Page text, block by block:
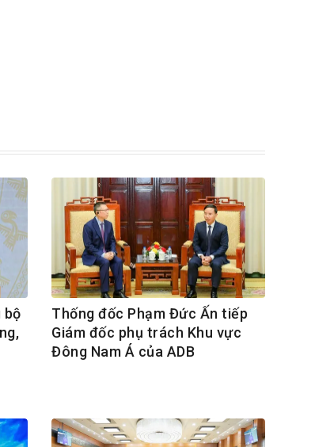
bộ
Thống đốc Phạm Đức Ấn tiếp
Giám đốc phụ trách Khu vực
Đông Nam Á của ADB